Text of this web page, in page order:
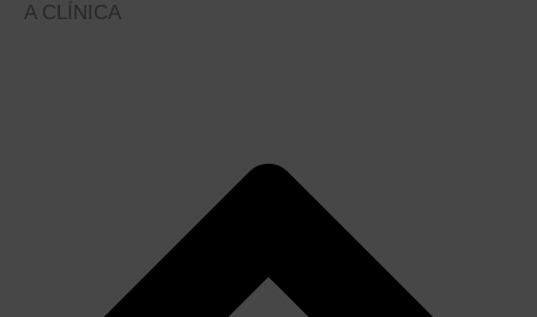
A CLÍNICA